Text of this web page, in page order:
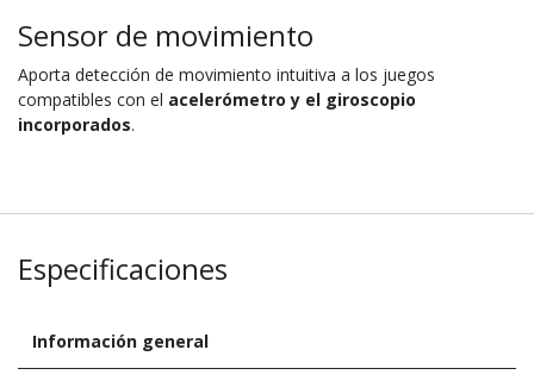
Sensor de movimiento
Aporta detección de movimiento intuitiva a los juegos
compatibles con el acelerómetro y el giroscopio
incorporados.
Especificaciones
Información general